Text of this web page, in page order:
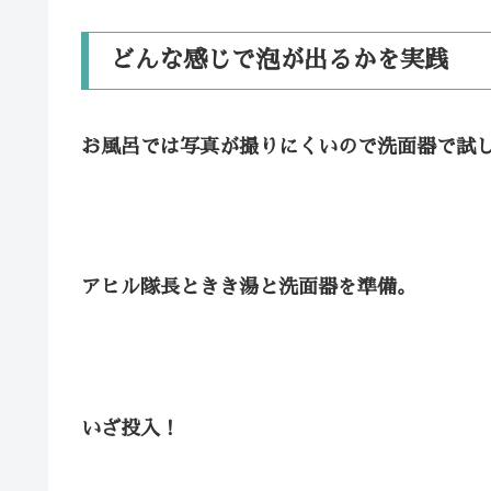
どんな感じで泡が出るかを実践
お風呂では写真が撮りにくいので洗面器で試
アヒル隊長ときき湯と洗面器を準備。
いざ投入！